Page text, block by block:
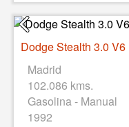
Dodge Stealth 3.0 V6
Madrid
102.086 kms.
Gasolina - Manual
1992